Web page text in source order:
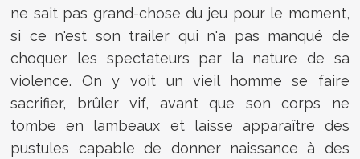
ne sait pas grand-chose du jeu pour le moment,
si ce n'est son trailer qui n'a pas manqué de
choquer les spectateurs par la nature de sa
violence. On y voit un vieil homme se faire
sacrifier, brûler vif, avant que son corps ne
tombe en lambeaux et laisse apparaître des
pustules capable de donner naissance à des